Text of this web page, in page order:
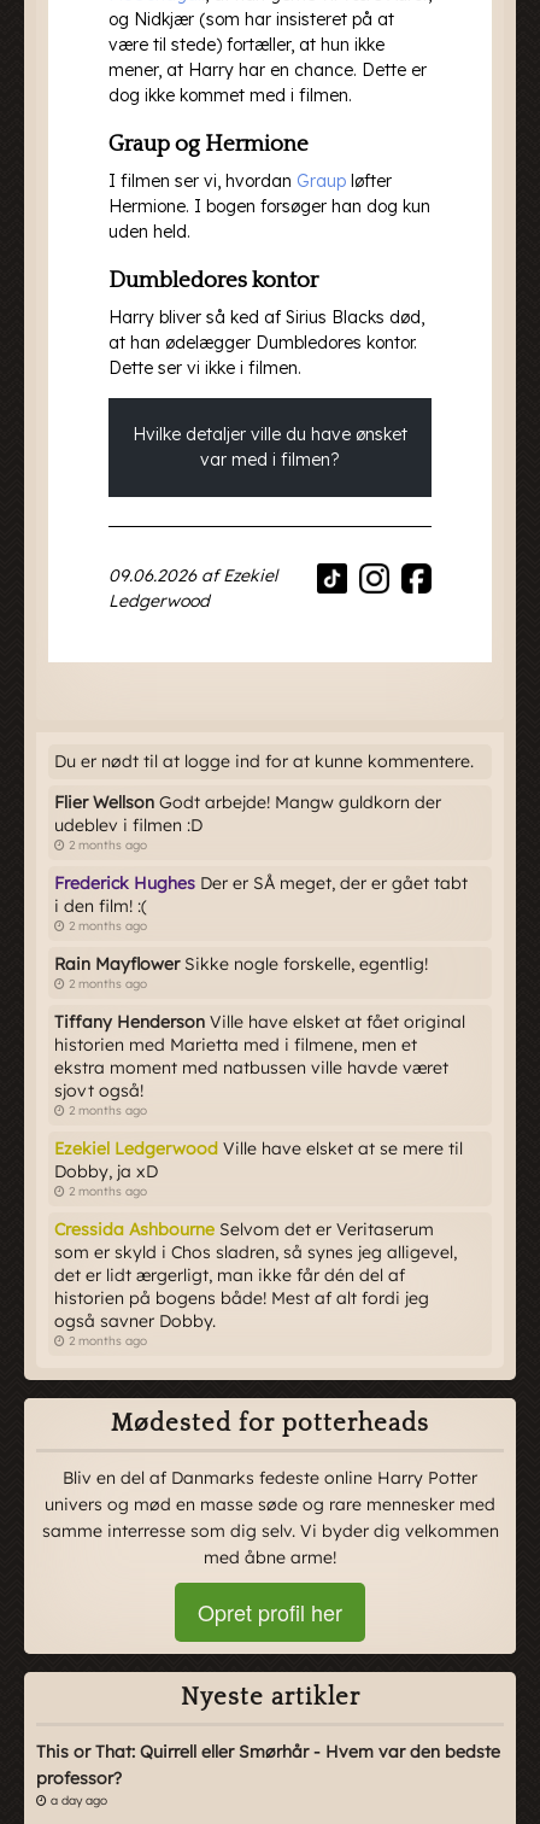
Du er nødt til at logge ind for at kunne kommentere.
Flier Wellson Godt arbejde! Mangw guldkorn der
udeblev i filmen :D
2 months ago
Frederick Hughes Der er SÅ meget, der er gået tabt
i den film! :(
2 months ago
Rain MayflowerSikke nogle forskelle, egentlig!
2 months ago
Tiffany Henderson Ville have elsket at fået original
historien med Marietta med i filmene, men et
ekstra moment med natbussen ville havde været
sjovt også!
2 months ago
Ezekiel Ledgerwood Ville have elsket at se mere til
Dobby, ja xD
2 months ago
Cressida Ashbourne Selvom det er Veritaserum
som er skyld i Chos sladren, så synes jeg alligevel,
det er lidt ærgerligt, man ikke får dén del af
historien på bogens både! Mest af alt fordi jeg
også savner Dobby.
2 months ago
Mødested for potterheads
Bliv en del af Danmarks fedeste online Harry Potter
univers og mød en masse søde og rare mennesker med
samme interresse som dig selv. Vi byder dig velkommen
med åbne arme!
Opret profil her
Nyeste artikler
This or That: Quirrell eller Smørhår - Hvem var den bedste
professor?
a day ago